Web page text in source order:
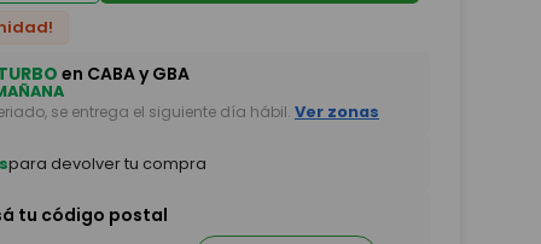
en CABA y GBA
se entrega el siguiente día hábil. Ver zonas
para devolver tu compra
tu código postal